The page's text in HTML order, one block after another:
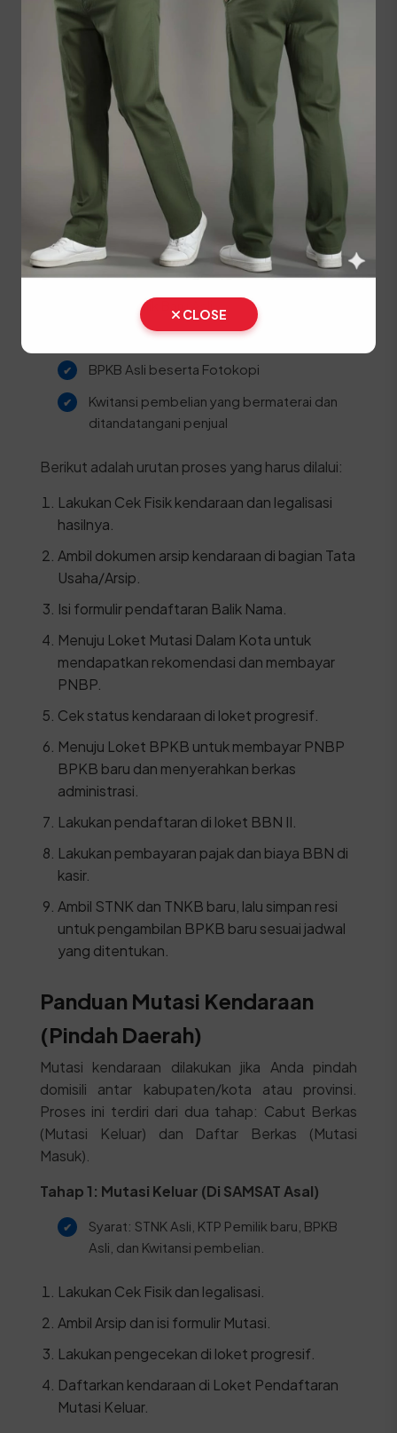
SAMSAT untuk proses penggesekan nomor
rangka dan mesin oleh petugas berwenang.
Prosedur Balik Nama
Kendaraan Bekas (BBN II)
Jika Anda baru membeli kendaraan bekas, segera
lakukan proses Balik Nama (Bea Balik Nama
Kendaraan Bermotor / BBNKB II) agar identitas
pemilik di surat kendaraan berubah menjadi nama
Anda sendiri. Siapkan syarat ini:
STNK Asli
KTP Pemilik Baru Asli
SKPD Asli
BPKB Asli beserta Fotokopi
Kwitansi pembelian yang bermaterai dan
ditandatangani penjual
Berikut adalah urutan proses yang harus dilalui:
Lakukan Cek Fisik kendaraan dan legalisasi
hasilnya.
Ambil dokumen arsip kendaraan di bagian Tata
Usaha/Arsip.
Isi formulir pendaftaran Balik Nama.
Menuju Loket Mutasi Dalam Kota untuk
mendapatkan rekomendasi dan membayar
PNBP.
Cek status kendaraan di loket progresif.
Menuju Loket BPKB untuk membayar PNBP
BPKB baru dan menyerahkan berkas
administrasi.
Lakukan pendaftaran di loket BBN II.
Lakukan pembayaran pajak dan biaya BBN di
kasir.
Ambil STNK dan TNKB baru, lalu simpan resi
untuk pengambilan BPKB baru sesuai jadwal
yang ditentukan.
Panduan Mutasi Kendaraan
(Pindah Daerah)
Mutasi kendaraan dilakukan jika Anda pindah
domisili antar kabupaten/kota atau provinsi.
Proses ini terdiri dari dua tahap: Cabut Berkas
(Mutasi Keluar) dan Daftar Berkas (Mutasi
Masuk).
Tahap 1: Mutasi Keluar (Di SAMSAT Asal)
Syarat: STNK Asli, KTP Pemilik baru, BPKB
Asli, dan Kwitansi pembelian.
Lakukan Cek Fisik dan legalisasi.
Ambil Arsip dan isi formulir Mutasi.
Lakukan pengecekan di loket progresif.
Daftarkan kendaraan di Loket Pendaftaran
Mutasi Keluar.
CLOSE